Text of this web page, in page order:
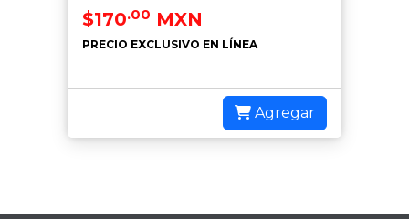
$170.00 MXN
PRECIO EXCLUSIVO EN LÍNEA
Agregar